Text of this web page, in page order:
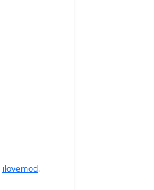
ilovemod.